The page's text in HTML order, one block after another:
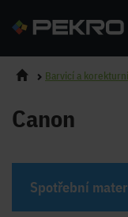
Barvicí a
Canon
Spotřební